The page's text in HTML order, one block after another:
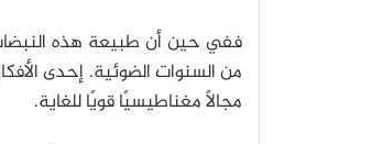
ففي حين أن طبيعة هذه النبضات
من السنوات الضوئية. إحدى
مجالًا مغناطيسيًا قويًا للغاية.